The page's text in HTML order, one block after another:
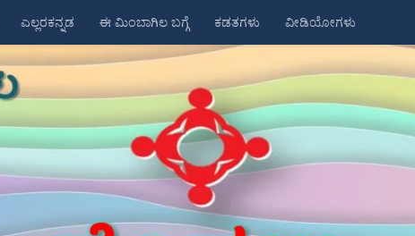
ಎಲ್ಲರಕನ್ನಡ ಈ ಮಿಂಬಾಗಿಲ ಬಗ್ಗೆ ಕಡತಗಳು ವೀಡಿಯೋಗಳು